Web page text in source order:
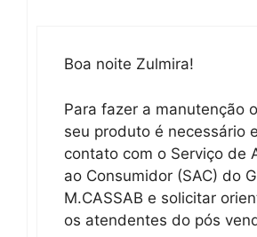
Boa noite Zulmira!
Para fazer a manutenção
seu produto é necessário
contato com o Serviço de
ao Consumidor (SAC) do
M.CASSAB e solicitar
os atendentes do pós